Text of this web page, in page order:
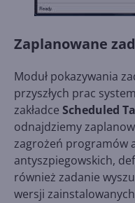
Zaplanowane
Moduł pokazywania
przyszłych prac
zakładce Scheduled
odnajdziemy
zagrożeń programów
antyszpiegowskich,
również zadanie
wersji